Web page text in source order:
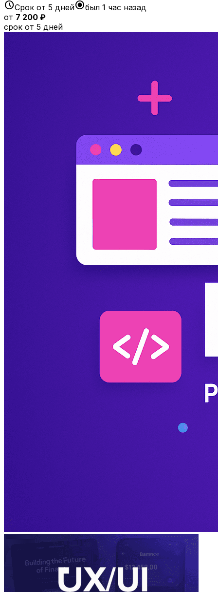
scheduleСрок от 5 днейradio_button_checkedбыл 1 час назад
от 7 200 ₽
срок от 5 дней